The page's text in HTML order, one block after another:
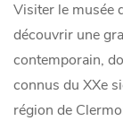
Visiter le musée
découvrir une
contemporain,
connus du XXe
région de